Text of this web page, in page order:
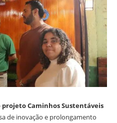
projeto Caminhos Sustentáveis
de inovação e prolongamento